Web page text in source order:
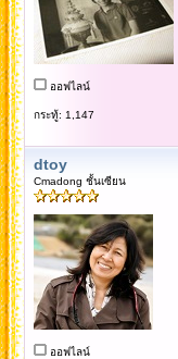
ออฟไลน์
กระทู้: 1,147
dtoy
Cmadong ชั้นเซียน
ออฟไลน์